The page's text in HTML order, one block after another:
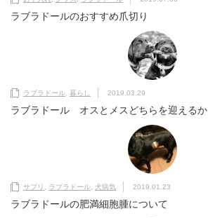
ラブラドールのおすすめ爪切り
ラブラドール 暮らし 2019.03.29
ラブラドール オスとメスどちらを迎えるか
サプリ ラブラドール 犬病気 2019.01.23
ラブラドールの肥満細胞腫について